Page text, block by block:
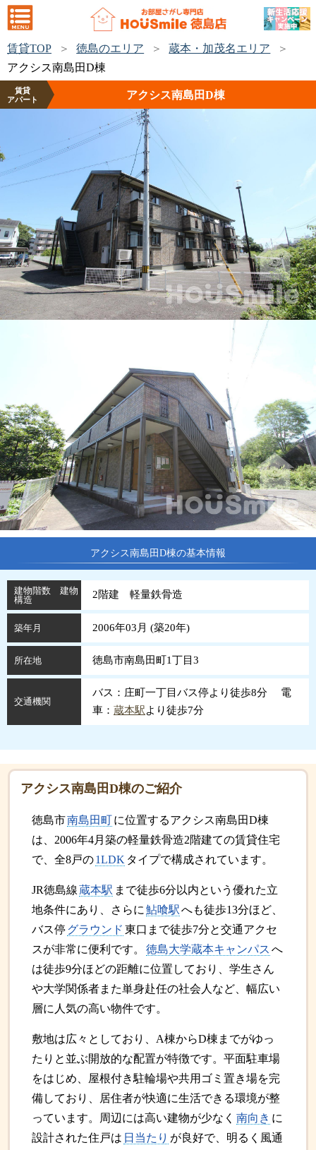
賃貸TOP 徳島のエリア
蔵本・加茂名エリア
アクシス南島田D棟
賃貸
アパート
アクシス南島田D棟
アクシス南島田D棟の基本情報
建物階数 建物
構造
2階建 軽量鉄骨造
築年月 2006年03月 (築20年)
所在地 徳島市南島田町1丁目3
交通機関
バス：庄町一丁目バス停より徒歩8分 電
車： 蔵本駅より徒歩7分
アクシス南島田D棟のご紹介
徳島市南島田町に位置するアクシス南島田D棟
は、2006年4月築の軽量鉄骨造2階建ての賃貸住宅
で、全8戸の1LDK タイプで構成されています。
JR徳島線蔵本駅 まで徒歩6分以内という優れた立
地条件にあり、さらに 鮎喰駅へも徒歩13分ほど、
バス停グラウンド 東口まで徒歩7分と交通アクセ
スが非常に便利です。
徳島大学蔵本キャンパス へ
は徒歩9分ほどの距離に位置しており、学生さん
や大学関係者また単身赴任の社会人など、幅広い
層に人気の高い物件です。
敷地は広々としており、A棟からD棟までがゆっ
たりと並ぶ開放的な配置が特徴です。平面駐車場
をはじめ、屋根付き駐輪場や共用ゴミ置き場を完
備しており、居住者が快適に生活できる環境が整
っています。周辺には高い建物が少なく 南向き に
設計された住戸は 日当たり が良好で、明るく風通